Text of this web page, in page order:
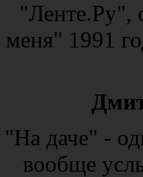
"Ленте.Ру",
меня" 1991
"На даче" -
вообще